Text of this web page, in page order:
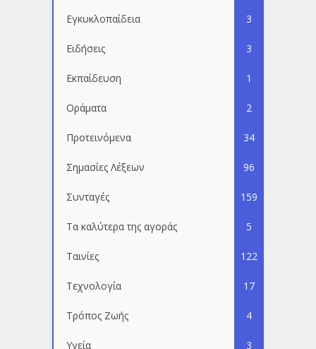
Εγκυκλοπαίδεια 3
Ειδήσεις 3
Εκπαίδευση 1
Οράματα 2
Προτεινόμενα 34
Σημασίες Λέξεων 96
Συνταγές 159
Τα καλύτερα της αγοράς 5
Ταινίες 122
Τεχνολογία 17
Τρόπος Ζωής 4
Υγεία 3